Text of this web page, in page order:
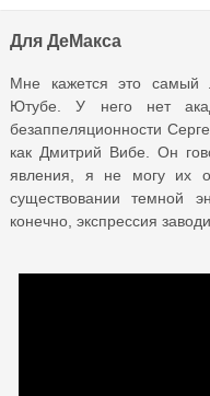
Для ДеМакса
Мне кажется это самый
Ютубе. У него нет
безаппеляционности
как Дмитрий Вибе. Он
явления, я не могу их
существовании темной
конечно, экспрессия